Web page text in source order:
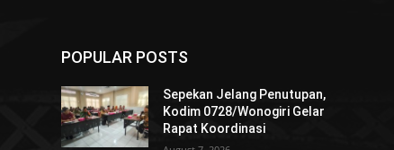
POPULAR POSTS
Sepekan Jelang Penutupan,
Kodim 0728/Wonogiri Gelar
Rapat Koordinasi